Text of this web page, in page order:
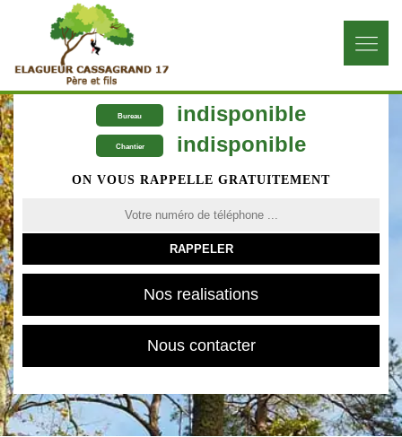
Bureau indisponible
Chantier indisponible
ON VOUS RAPPELLE GRATUITEMENT
Nos realisations
Nous contacter